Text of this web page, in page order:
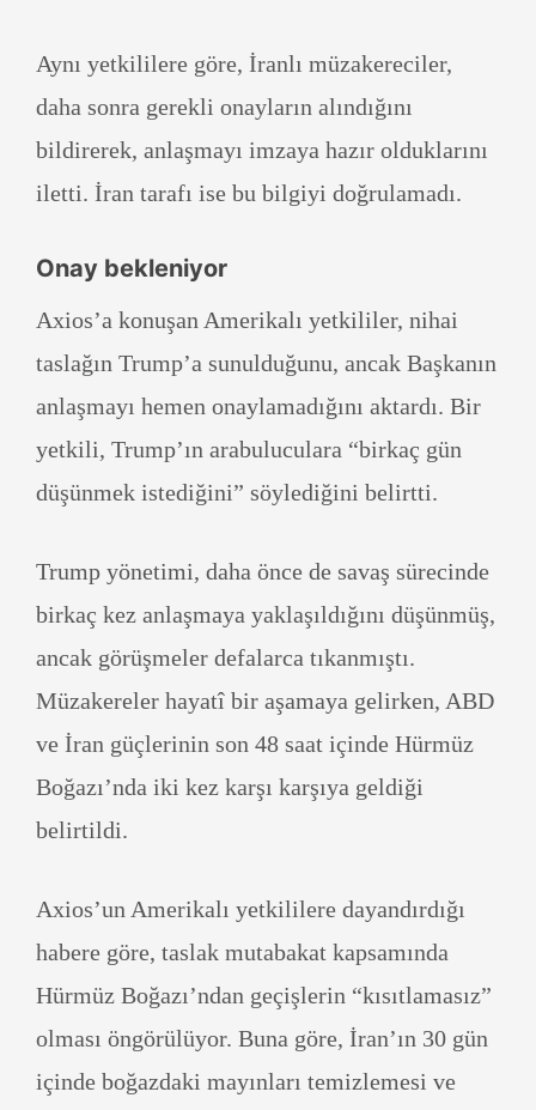
Aynı yetkililere göre, İranlı müzakereciler,
daha sonra gerekli onayların alındığını
bildirerek, anlaşmayı imzaya hazır olduklarını
iletti. İran tarafı ise bu bilgiyi doğrulamadı.
Onay bekleniyor
Axios’a konuşan Amerikalı yetkililer, nihai
taslağın Trump’a sunulduğunu, ancak Başkanın
anlaşmayı hemen onaylamadığını aktardı. Bir
yetkili, Trump’ın arabuluculara “birkaç gün
düşünmek istediğini” söylediğini belirtti.
Trump yönetimi, daha önce de savaş sürecinde
birkaç kez anlaşmaya yaklaşıldığını düşünmüş,
ancak görüşmeler defalarca tıkanmıştı.
Müzakereler hayatî bir aşamaya gelirken, ABD
ve İran güçlerinin son 48 saat içinde Hürmüz
Boğazı’nda iki kez karşı karşıya geldiği
belirtildi.
Axios’un Amerikalı yetkililere dayandırdığı
habere göre, taslak mutabakat kapsamında
Hürmüz Boğazı’ndan geçişlerin “kısıtlamasız”
olması öngörülüyor. Buna göre, İran’ın 30 gün
içinde boğazdaki mayınları temizlemesi ve